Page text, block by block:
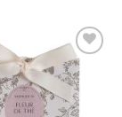
Add to
wishlist